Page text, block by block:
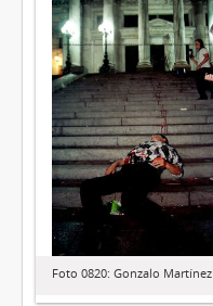
Foto 0820: Gonzalo Martínez